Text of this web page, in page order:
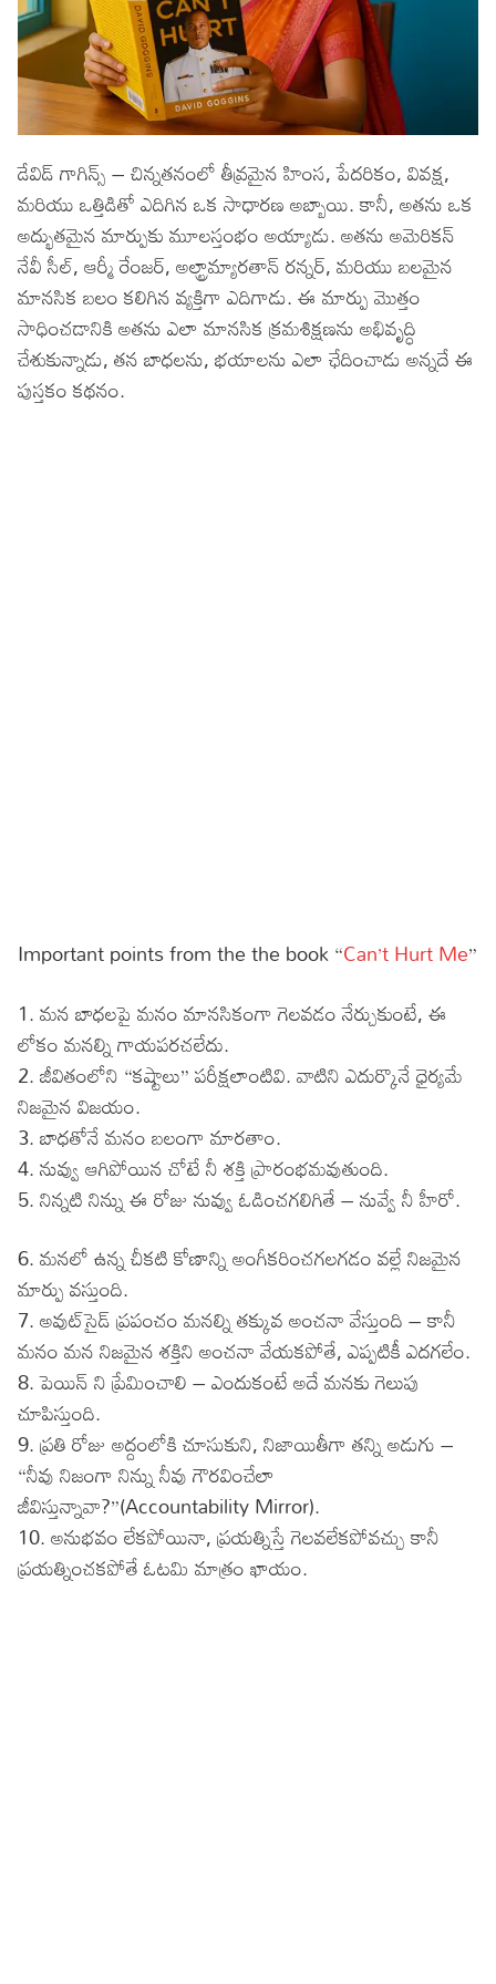
డేవిడ్ గాగిన్స్ – చిన్నతనంలో తీవ్రమైన హింస, పేదరికం, వివక్ష,
మరియు ఒత్తిడితో ఎదిగిన ఒక సాధారణ అబ్బాయి. కానీ, అతను ఒక
అద్భుతమైన మార్పుకు మూలస్తంభం అయ్యాడు. అతను అమెరికన్
నేవీ సీల్, ఆర్మీ రేంజర్, అల్ట్రామ్యారతాన్ రన్నర్, మరియు బలమైన
మానసిక బలం కలిగిన వ్యక్తిగా ఎదిగాడు. ఈ మార్పు మొత్తం
సాధించడానికి అతను ఎలా మానసిక క్రమశిక్షణను అభివృద్ధి
చేశుకున్నాడు, తన బాధలను, భయాలను ఎలా ఛేదించాడు అన్నదే ఈ
పుస్తకం కథనం.
Important points from the the book “Can’t Hurt Me”
1. మన బాధలపై మనం మానసికంగా గెలవడం నేర్చుకుంటే, ఈ
లోకం మనల్ని గాయపరచలేదు.
2. జీవితంలోని “కష్టాలు” పరీక్షలాంటివి. వాటిని ఎదుర్కొనే ధైర్యమే
నిజమైన విజయం.
3. బాధతోనే మనం బలంగా మారతాం.
4. నువ్వు ఆగిపోయిన చోటే నీ శక్తి ప్రారంభమవుతుంది.
5. నిన్నటి నిన్ను ఈ రోజు నువ్వు ఓడించగలిగితే – నువ్వే నీ హీరో.
6. మనలో ఉన్న చీకటి కోణాన్ని అంగీకరించగలగడం వల్లే నిజమైన
మార్పు వస్తుంది.
7. అవుట్‌సైడ్ ప్రపంచం మనల్ని తక్కువ అంచనా వేస్తుంది – కానీ
మనం మన నిజమైన శక్తిని అంచనా వేయకపోతే, ఎప్పటికీ ఎదగలేం.
8. పెయిన్ ని ప్రేమించాలి – ఎందుకంటే అదే మనకు గెలుపు
చూపిస్తుంది.
9. ప్రతి రోజు అద్దంలోకి చూసుకుని, నిజాయితీగా తన్ని అడుగు –
“నీవు నిజంగా నిన్ను నీవు గౌరవించేలా
జీవిస్తున్నావా?”(Accountability Mirror).
10. అనుభవం లేకపోయినా, ప్రయత్నిస్తే గెలవలేకపోవచ్చు కానీ
ప్రయత్నించకపోతే ఓటమి మాత్రం ఖాయం.